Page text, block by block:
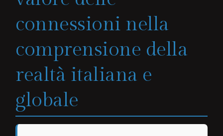
connessioni nella
comprensione della
realtà italiana e
globale